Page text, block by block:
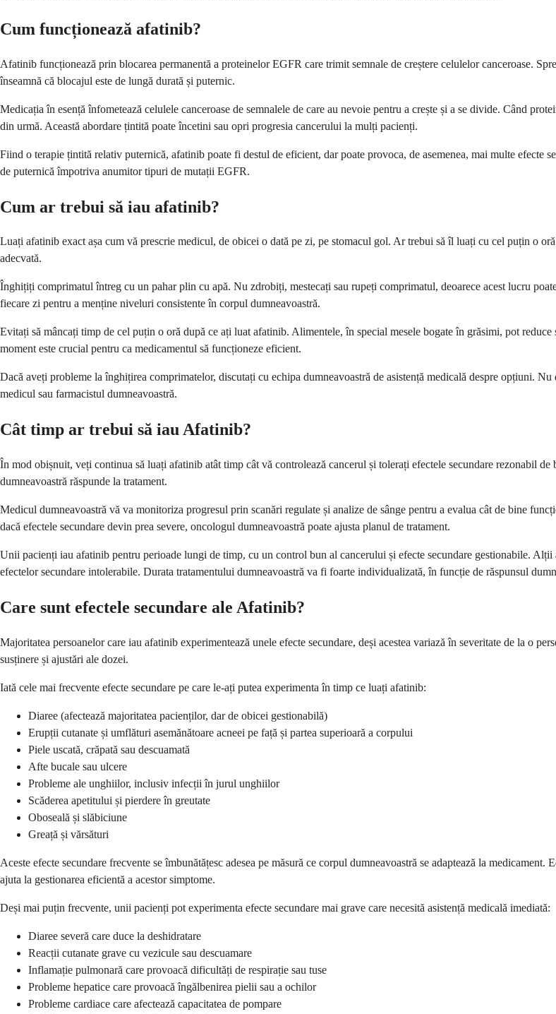
Cum funcționează afatinib?
Afatinib funcționează prin blocarea permanentă a proteinelor EGFR care trimit semnale de creștere celulelor canceroase.
înseamnă că blocajul este de lungă durată și puternic.
Medicația în esență înfometează celulele canceroase de semnalele de care au nevoie pentru a crește și a se divide. Când
din urmă. Această abordare țintită poate încetini sau opri progresia cancerului la mulți pacienți.
Fiind o terapie țintită relativ puternică, afatinib poate fi destul de eficient, dar poate provoca, de asemenea, mai multe efecte
de puternică împotriva anumitor tipuri de mutații EGFR.
Cum ar trebui să iau afatinib?
Luați afatinib exact așa cum vă prescrie medicul, de obicei o dată pe zi, pe stomacul gol. Ar trebui să îl luați cu cel puțin o
adecvată.
Înghițiți comprimatul întreg cu un pahar plin cu apă. Nu zdrobiți, mestecați sau rupeți comprimatul, deoarece acest lucru
fiecare zi pentru a menține niveluri consistente în corpul dumneavoastră.
Evitați să mâncați timp de cel puțin o oră după ce ați luat afatinib. Alimentele, în special mesele bogate în grăsimi, pot
moment este crucial pentru ca medicamentul să funcționeze eficient.
Dacă aveți probleme la înghițirea comprimatelor, discutați cu echipa dumneavoastră de asistență medicală despre opțiuni.
medicul sau farmacistul dumneavoastră.
Cât timp ar trebui să iau Afatinib?
În mod obișnuit, veți continua să luați afatinib atât timp cât vă controlează cancerul și tolerați efectele secundare rezonabil
dumneavoastră răspunde la tratament.
Medicul dumneavoastră vă va monitoriza progresul prin scanări regulate și analize de sânge pentru a evalua cât de bine
dacă efectele secundare devin prea severe, oncologul dumneavoastră poate ajusta planul de tratament.
Unii pacienți iau afatinib pentru perioade lungi de timp, cu un control bun al cancerului și efecte secundare gestionabile.
efectelor secundare intolerabile. Durata tratamentului dumneavoastră va fi foarte individualizată, în funcție de răspunsul
Care sunt efectele secundare ale Afatinib?
Majoritatea persoanelor care iau afatinib experimentează unele efecte secundare, deși acestea variază în severitate de la o
susținere și ajustări ale dozei.
Iată cele mai frecvente efecte secundare pe care le-ați putea experimenta în timp ce luați afatinib:
Diaree (afectează majoritatea pacienților, dar de obicei gestionabilă)
Erupții cutanate și umflături asemănătoare acneei pe față și partea superioară a corpului
Piele uscată, crăpată sau descuamată
Afte bucale sau ulcere
Probleme ale unghiilor, inclusiv infecții în jurul unghiilor
Scăderea apetitului și pierdere în greutate
Oboseală și slăbiciune
Greață și vărsături
Aceste efecte secundare frecvente se îmbunătățesc adesea pe măsură ce corpul dumneavoastră se adaptează la
ajuta la gestionarea eficientă a acestor simptome.
Deși mai puțin frecvente, unii pacienți pot experimenta efecte secundare mai grave care necesită asistență medicală imediată:
Diaree severă care duce la deshidratare
Reacții cutanate grave cu vezicule sau descuamare
Inflamație pulmonară care provoacă dificultăți de respirație sau tuse
Probleme hepatice care provoacă îngălbenirea pielii sau a ochilor
Probleme cardiace care afectează capacitatea de pompare